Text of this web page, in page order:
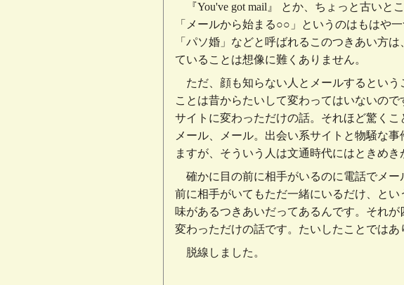
『You've got mail』 とか、ちょっと古い
「メールから始まる○○」というのはもはや
「パソ婚」などと呼ばれるこのつきあい方
ていることは想像に難くありません。
ただ、顔も知らない人とメールするとい
ことは昔からたいして変わってはいないの
サイトに変わっただけの話。それほど驚く
メール、メール。出会い系サイトと物騒な
ますが、そういう人は文通時代にはときめ
確かに目の前に相手がいるのに電話でメ
前に相手がいてもただ一緒にいるだけ、と
味があるつきあいだってあるんです。それ
変わっただけの話です。たいしたことではあ
脱線しました。